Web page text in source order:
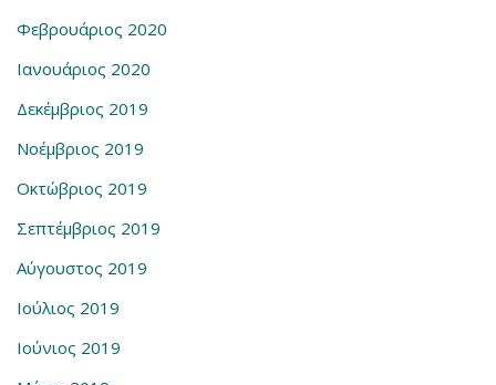
Φεβρουάριος 2020
Ιανουάριος 2020
Δεκέμβριος 2019
Νοέμβριος 2019
Οκτώβριος 2019
Σεπτέμβριος 2019
Αύγουστος 2019
Ιούλιος 2019
Ιούνιος 2019